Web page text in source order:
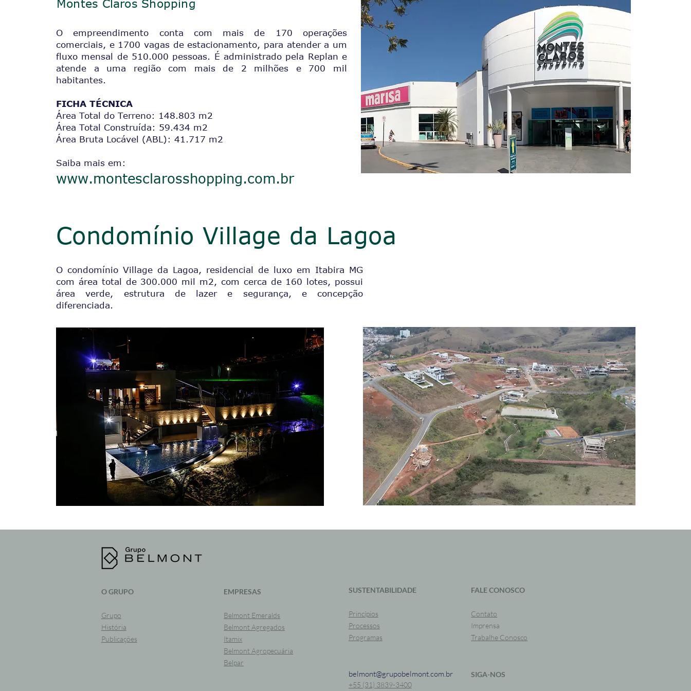
Montes Claros Shopping
O empreendimento conta com mais de 170 operações
comerciais, e 1700 vagas de estacionamento, para atender a um
fluxo mensal de 510.000 pessoas. É administrado pela Replan e
atende a uma região com mais de 2 milhões e 700 mil
habitantes.
FICHA TÉCNICA
Área Total do Terreno: 148.803 m2
Área Total Construída: 59.434 m2
Área Bruta Locável (ABL): 41.717 m2
Saiba mais em:
www.montesclarosshopping.com.br
Condomínio Village da Lagoa
O condomínio Village da Lagoa, residencial de luxo em Itabira MG
com área total de 300.000 mil m2, com cerca de 160 lotes, possui
área verde, estrutura de lazer e segurança, e concepção
diferenciada.
O GRUPO
Grupo
História
Publicações
EMPRESAS
Belmont Emeralds
Belmont Agregados
Itamix
Belmont Agropecuária
Belpar
SUSTENTABILIDADE
Princípios
Processos
Programas
belmont@grupobelmont.com.br
+55 (31) 3839-3400
FALE CONOSCO
Contato
Imprensa
Trabalhe Conosco
SIGA-NOS